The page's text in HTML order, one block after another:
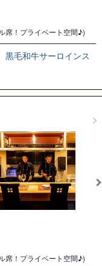
席！プライベート空間♪)
黒毛和牛サーロインス
席！プライベート空間♪)